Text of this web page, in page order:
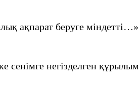
ақпарат беруге міндетті…»
негізделген